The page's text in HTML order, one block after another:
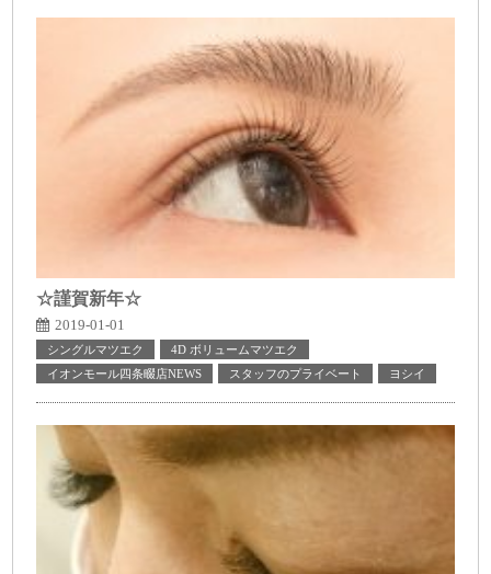
☆謹賀新年☆
2019-01-01
シングルマツエク
4D ボリュームマツエク
イオンモール四条畷店NEWS
スタッフのプライベート ヨシイ